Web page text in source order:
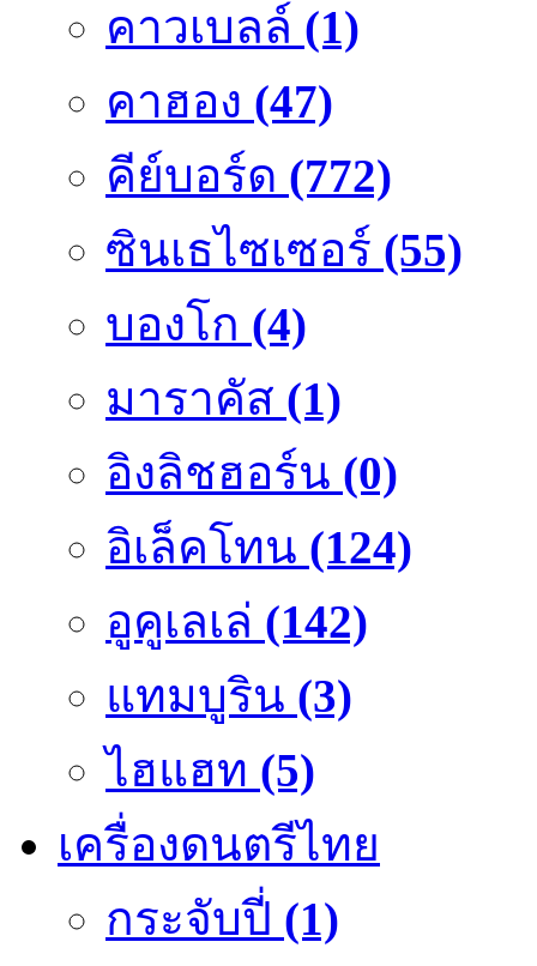
คาวเบลล์ (1)
คาฮอง (47)
คีย์บอร์ด (772)
ซินเธไซเซอร์ (55)
บองโก (4)
มาราคัส (1)
อิงลิชฮอร์น (0)
อิเล็คโทน (124)
อูคูเลเล่ (142)
แทมบูริน (3)
ไฮแฮท (5)
เครื่องดนตรีไทย
กระจับปี่ (1)